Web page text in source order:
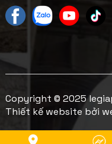
Copyright © 2025
Thiết kế website bởi